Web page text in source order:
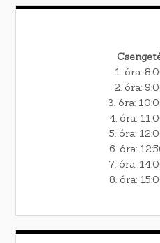
1. óra:
2. óra:
3. óra:
4. óra:
5. óra:
6. óra:
7. óra:
8. óra: